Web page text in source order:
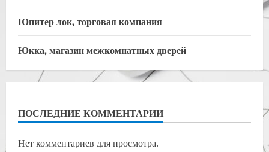
Юпитер лок, торговая компания
Юкка, магазин межкомнатных дверей
ПОСЛЕДНИЕ КОММЕНТАРИИ
Нет комментариев для просмотра.